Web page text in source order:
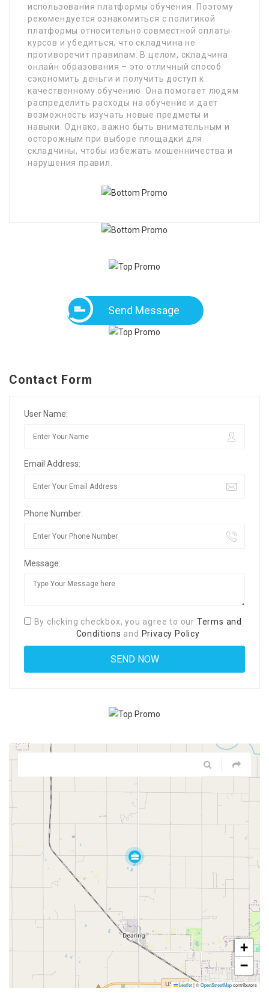
использования платформы обучения. Поэтому
рекомендуется ознакомиться с политикой
платформы относительно совместной оплаты
курсов и убедиться, что складчина не
противоречит правилам. В целом, складчина
онлайн образования – это отличный способ
сэкономить деньги и получить доступ к
качественному обучению. Она помогает людям
распределить расходы на обучение и дает
возможность изучать новые предметы и
навыки. Однако, важно быть внимательным и
осторожным при выборе площадки для
складчины, чтобы избежать мошенничества и
нарушения правил.
Send Message
Contact Form
User Name:
Email Address:
Phone Number:
Message:
By clicking checkbox, you agree to our Terms and
Conditions and Privacy Policy
+
−
Leaflet|©OpenStreetMapcontributors